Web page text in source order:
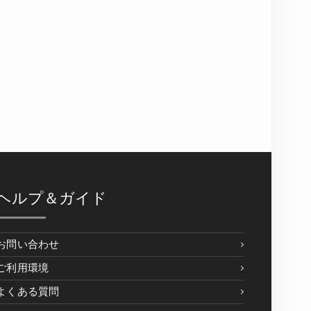
ルプ＆ガイド
問い合わせ
利用環境
くある質問